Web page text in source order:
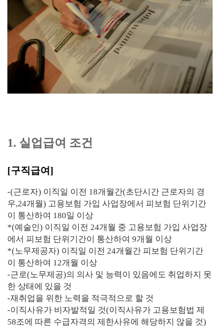
1. 실업급여 조건
[구직급여]
-(근로자) 이직일 이전 18개월간(초단시간 근로자의 경
우,24개월) 고용보험 가입 사업장에서 피보험 단위기간
이 통산하여 180일 이상
*(예술인) 이직일 이전 24개월 중 고용보험 가입 사업장
에서 피보험 단위기간이 통산하여 9개월 이상
*(노무제공자) 이직일 이전 24개월간 피보험 단위기간
이 통산하여 12개월 이상
-근로(노무제공)의 의사 및 능력이 있음에도 취업하지 못
한 상태에 있을 것
-재취업을 위한 노력을 적극적으로 할 것
-이직사유가 비자발적일 것(이직사유가 고용보험법 제
58조에 따른 수급자격의 제한사유에 해당하지 않을 것)